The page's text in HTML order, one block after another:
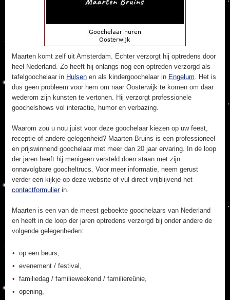
Maarten komt zelf uit Amsterdam. Echter verzorgt hij optredens door
heel Nederland. Zo heeft hij onlangs nog een optreden verzorgd als
tafelgoochelaar in Hulsen en als kindergoochelaar in Engelum. Het is
dus geen probleem voor hem om naar Oosterwijk te komen om daar
wederom zijn kunsten te vertonen. Hij verzorgt professionele
goochelshows vol interactie, humor en verbazing.
Waarom zou u nou juist voor deze goochelaar kiezen op uw feest,
receptie of andere gelegenheid? Maarten Bruins is een professioneel
en prijswinnend goochelaar met meer dan 20 jaar ervaring. In de loop
der jaren heeft hij menigeen versteld doen staan met zijn
onnavolgbare goocheltrucs. Voor meer informatie, neem gerust
verder een kijkje op deze website of vul direct vrijblijvend het
contactformulierin.
Maarten is een van de meest geboekte goochelaars van Nederland
en heeft in de loop der jaren optredens verzorgd bij onder andere de
volgende gelegenheden:
op een beurs,
evenement / festival,
familiedag / familieweekend / familiereünie,
opening,